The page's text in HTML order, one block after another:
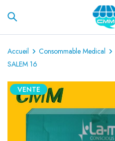
Accueil Consommable Medical
SALEM 16
VENTE